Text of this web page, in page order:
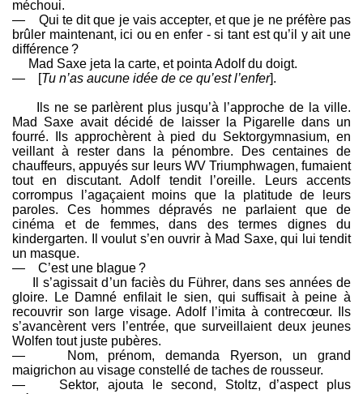
méchoui.
— Qui te dit que je vais accepter, et que je ne préfère pas
brûler maintenant, ici ou en enfer - si tant est qu’il y ait une
différence ?
Mad Saxe jeta la carte, et pointa Adolf du doigt.
— [Tu n’as aucune idée de ce qu’est l’enfer].
Ils ne se parlèrent plus jusqu’à l’approche de la ville.
Mad Saxe avait décidé de laisser la Pigarelle dans un
fourré. Ils approchèrent à pied du Sektorgymnasium, en
veillant à rester dans la pénombre. Des centaines de
chauffeurs, appuyés sur leurs WV Triumphwagen, fumaient
tout en discutant. Adolf tendit l’oreille. Leurs accents
corrompus l’agaçaient moins que la platitude de leurs
paroles. Ces hommes dépravés ne parlaient que de
cinéma et de femmes, dans des termes dignes du
kindergarten. Il voulut s’en ouvrir à Mad Saxe, qui lui tendit
un masque.
— C’est une blague ?
Il s’agissait d’un faciès du Führer, dans ses années de
gloire. Le Damné enfilait le sien, qui suffisait à peine à
recouvrir son large visage. Adolf l’imita à contrecœur. Ils
s’avancèrent vers l’entrée, que surveillaient deux jeunes
Wolfen tout juste pubères.
— Nom, prénom, demanda Ryerson, un grand
maigrichon au visage constellé de taches de rousseur.
— Sektor, ajouta le second, Stoltz, d’aspect plus